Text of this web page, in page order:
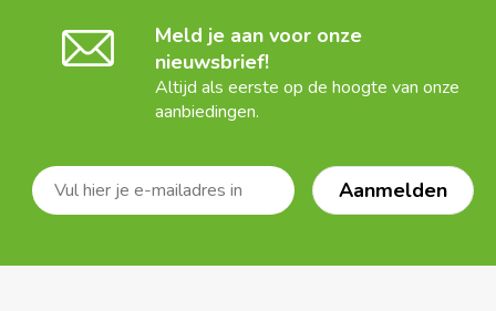
Meld je aan voor onze
nieuwsbrief!
Altijd als eerste op de hoogte van onze
aanbiedingen.